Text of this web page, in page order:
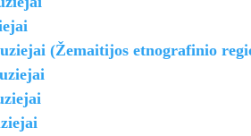
(Žemaitijos etnografinio